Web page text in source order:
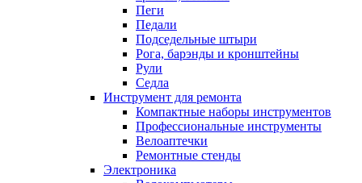
Пеги
Педали
Подседельные штыри
Рога, барэнды и кронштейны
Рули
Седла
Инструмент для ремонта
Компактные наборы инструментов
Профессиональные инструменты
Велоаптечки
Ремонтные стенды
Электроника